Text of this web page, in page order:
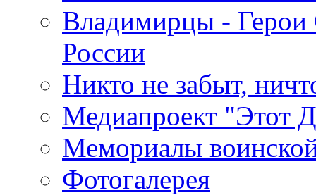
Владимирцы - Герои
России
Никто не забыт,
Медиапроект "Этот
Мемориалы
Фотогалерея